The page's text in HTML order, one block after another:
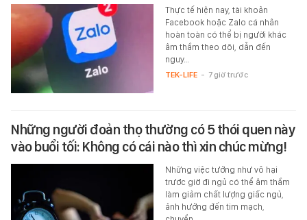
Thực tế hiện nay, tài khoản
Facebook hoặc Zalo cá nhân
hoàn toàn có thể bị người khác
âm thầm theo dõi, dẫn đến
nguy…
TEK-LIFE - 7 giờ trước
Những người đoản thọ thường có 5 thói quen này
vào buổi tối: Không có cái nào thì xin chúc mừng!
Những việc tưởng như vô hại
trước giờ đi ngủ có thể âm thầm
làm giảm chất lượng giấc ngủ,
ảnh hưởng đến tim mạch,